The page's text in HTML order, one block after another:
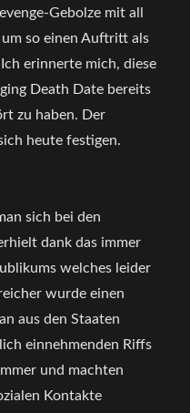
Gebolze mit all
so einen Auftritt als
erinnerte mich, diese
Death Date bereits
zu haben. Der
heute festigen.
sich bei den
dank das immer
welches leider
wurde einen
aus den Staaten
einnehmenden Riffs
und machten
Kontakte